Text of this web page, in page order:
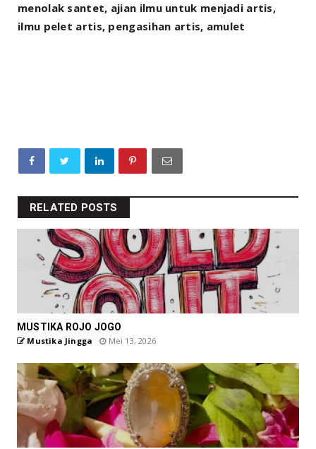
menolak santet, ajian ilmu untuk menjadi artis,
ilmu pelet artis, pengasihan artis, amulet
RELATED POSTS
MUSTIKA ROJO JOGO
Mustika Jingga Mei 13, 2026